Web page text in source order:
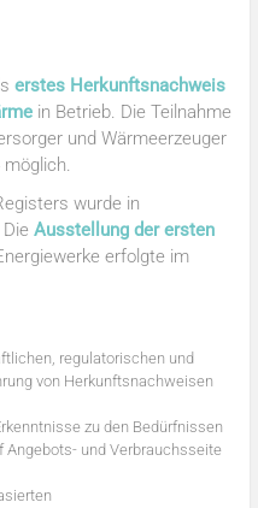
erstes Herkunftsnachweis
in Betrieb. Die Teilnahme
und Wärmeerzeuger
wurde in
Ausstellung der ersten
erfolgte im
regulatorischen und
von Herkunftsnachweisen
zu den Bedürfnissen
und Verbrauchsseite